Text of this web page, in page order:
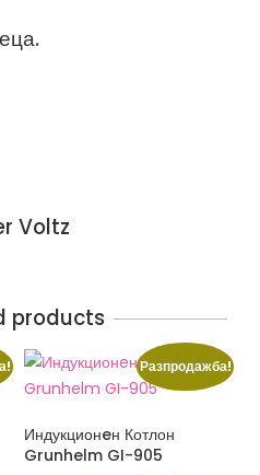
Voltz
products
Разпродажба!
Индукционeн Котлон
Grunhelm GI-905